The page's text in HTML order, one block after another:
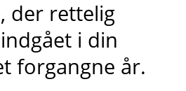
der rettelig
i din
forgangne år.